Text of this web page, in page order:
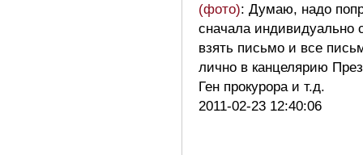
(фото): Думаю, надо
сначала индивидуально
взять письмо и все
лично в канцелярию
Ген прокурора и т.д.
2011-02-23 12:40:06